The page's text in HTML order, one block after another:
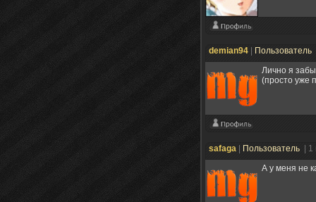
demian94 Пользователь
Лично я
(просто уже
safaga Пользователь |
А у меня не